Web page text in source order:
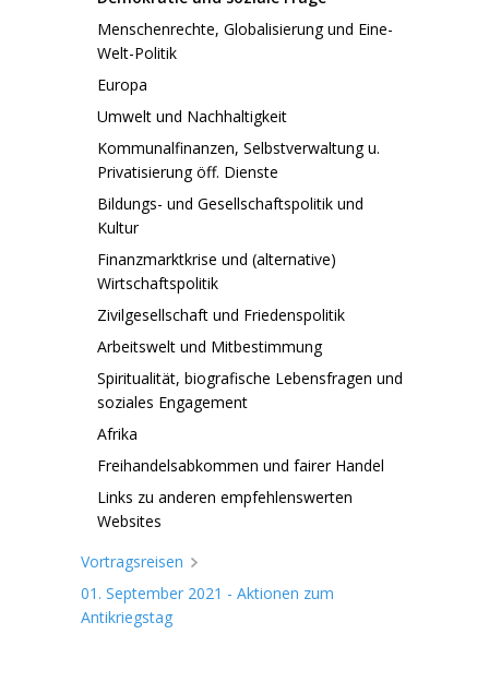
Menschenrechte, Globalisierung und Eine-
Welt-Politik
Europa
Umwelt und Nachhaltigkeit
Kommunalfinanzen, Selbstverwaltung u.
Privatisierung öff. Dienste
Bildungs- und Gesellschaftspolitik und
Kultur
Finanzmarktkrise und (alternative)
Wirtschaftspolitik
Zivilgesellschaft und Friedenspolitik
Arbeitswelt und Mitbestimmung
Spiritualität, biografische Lebensfragen und
soziales Engagement
Afrika
Freihandelsabkommen und fairer Handel
Links zu anderen empfehlenswerten
Websites
Vortragsreisen
01. September 2021 - Aktionen zum
Antikriegstag